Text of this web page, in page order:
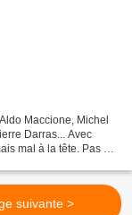
Maccione, Michel
Darras... Avec
mal à la tête. Pas de
suivante >